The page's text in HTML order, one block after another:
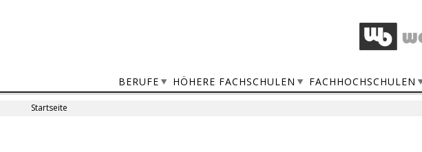
BERUFE HÖHERE FACHSCHULEN FACHHOCHSCHULEN
Startseite